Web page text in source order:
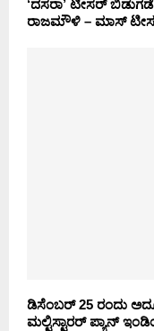
‘ದಸರಾ’ ಟೀಸರ್
ರಾಜಮೌಳಿ – ಮಾಸ್ ಟೀಸರ್
ಡಿಸೆಂಬರ್ 25 ರಂದು
ಮಲ್ಟಿಸ್ಟಾರರ್ ಪ್ಯಾನ್